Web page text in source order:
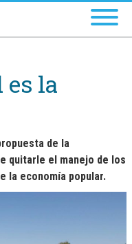
la
de la
quitarle el manejo de los
la economía popular.